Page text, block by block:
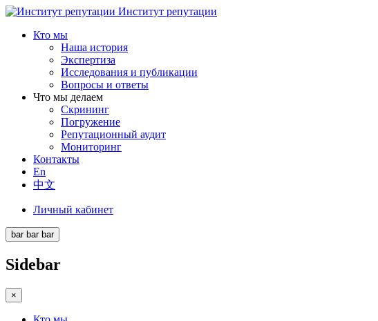
Институт репутации
Кто мы
Наша история
Экспертиза
Исследования и публикации
Вопросы и ответы
Что мы делаем
Скрининг
Погружение
Репутационный аудит
Мониторинг
Контакты
En
中文
Личный кабинет
bar bar bar
Sidebar
×